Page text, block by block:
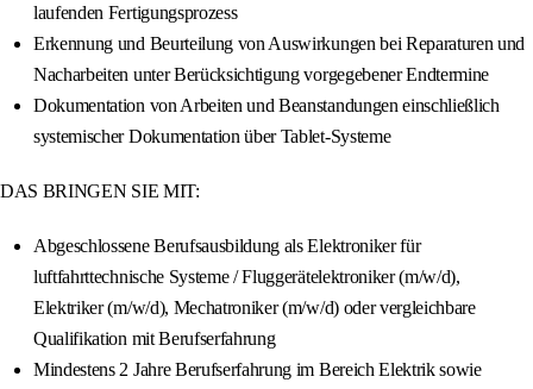
laufenden Fertigungsprozess
Erkennung und Beurteilung von Auswirkungen bei Reparaturen und
Nacharbeiten unter Berücksichtigung vorgegebener Endtermine
Dokumentation von Arbeiten und Beanstandungen einschließlich
systemischer Dokumentation über Tablet-Systeme
DAS BRINGEN SIE MIT:
Abgeschlossene Berufsausbildung als Elektroniker für
luftfahrttechnische Systeme / Fluggerätelektroniker (m/w/d),
Elektriker (m/w/d), Mechatroniker (m/w/d) oder vergleichbare
Qualifikation mit Berufserfahrung
Mindestens 2 Jahre Berufserfahrung im Bereich Elektrik sowie